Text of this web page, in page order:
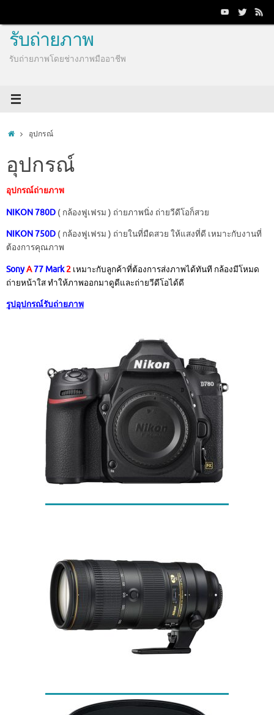
content
รับถ่ายภาพ
รับถ่ายภาพโดยช่างภาพมืออาชีพ
Homeอุปกรณ์
อุปกรณ์
อุปกรณ์ถ่ายภาพ
NIKON780D ( กล้องฟูเฟรม ) ถ่ายภาพนิ่ง ถ่ายวีดีโอก็สวย
NIKON750D ( กล้องฟูเฟรม ) ถ่ายในที่มืดสวย ให้แสงที่ดี เหมาะกับงานที่
ต้องการคุณภาพ
SonyA77 Mark2 เหมาะกับลูกค้าที่ต้องการส่งภาพได้ทันที กล้องมีโหมด
ถ่ายหน้าใส ทำให้ภาพออกมาดูดีและถ่ายวีดีโอได้ดี
รูปอุปกรณ์รับถ่ายภาพ